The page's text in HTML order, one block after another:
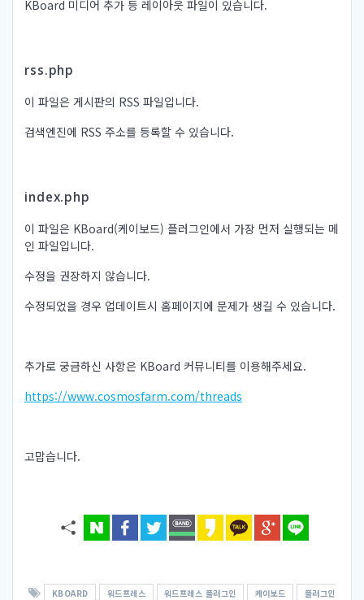
KBoard 미디어 추가 등 레이아웃 파일이 있습니다.
rss.php
이 파일은 게시판의 RSS 파일입니다.
검색엔진에 RSS 주소를 등록할 수 있습니다.
index.php
이 파일은 KBoard(케이보드) 플러그인에서 가장 먼저 실행되는 메
인 파일입니다.
수정을 권장하지 않습니다.
수정되었을 경우 업데이트시 홈페이지에 문제가 생길 수 있습니다.
추가로 궁금하신 사항은 KBoard 커뮤니티를 이용해주세요.
https://www.cosmosfarm.com/threads
고맙습니다.
KBOARD 워드프레스 워드프레스 플러그인 케이보드
플러그인